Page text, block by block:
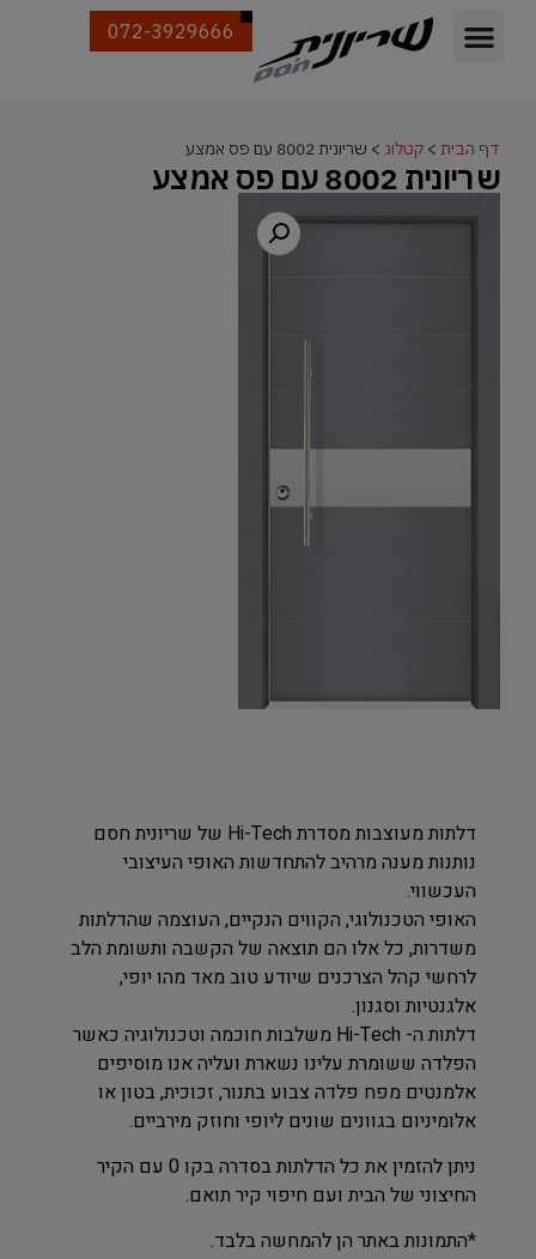
072-3929666
דף הבית > קטלוג > שריונית 8002 עם פס אמצע
שריונית 8002 עם פס אמצע
דלתות מעוצבות מסדרת Hi-Tech של שריונית חסם
נותנות מענה מרהיב להתחדשות האופי העיצובי
העכשווי.
האופי הטכנולוגי, הקווים הנקיים, העוצמה שהדלתות
משדרות, כל אלו הם תוצאה של הקשבה ותשומת הלב
לרחשי קהל הצרכנים שיודע טוב מאד מהו יופי,
אלגנטיות וסגנון.
דלתות ה- Hi-Tech משלבות חוכמה וטכנולוגיה כאשר
הפלדה ששומרת עלינו נשארת ועליה אנו מוסיפים
אלמנטים מפח פלדה צבוע בתנור, זכוכית, בטון או
אלומיניום בגוונים שונים ליופי וחוזק מירביים.
ניתן להזמין את כל הדלתות בסדרה בקו 0 עם הקיר
החיצוני של הבית ועם חיפוי קיר תואם.
*התמונות באתר הן להמחשה בלבד.